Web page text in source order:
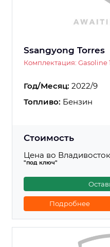
Ssangyong Torres
Комплектация: Gasoline
Год/Месяц: 2022/9
Топливо: Бензин
Стоимость
Цена во
"под ключ"
Подробнее